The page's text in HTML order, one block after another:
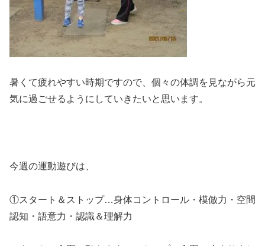
暑くて疲れやすい時期ですので、個々の体調を見ながら元
気に過ごせるようにしていきたいと思います。
今週の運動遊びは、
①スタート＆ストップ…身体コントロール・模倣力・空間
認知・語意力・認識＆理解力